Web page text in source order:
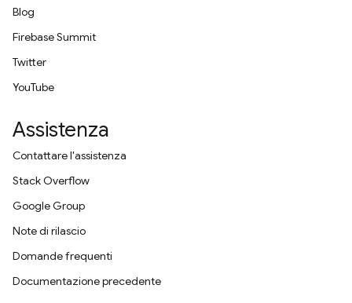
Blog
Firebase Summit
Twitter
YouTube
Assistenza
Contattare l'assistenza
Stack Overflow
Google Group
Note di rilascio
Domande frequenti
Documentazione precedente